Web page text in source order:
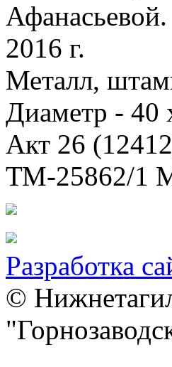
Афанасьевой.
2016 г.
Металл,
Диаметр - 40
Акт 26
ТМ-25862/1
Разработка
©